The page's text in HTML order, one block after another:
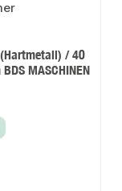
/ 40
MASCHINEN